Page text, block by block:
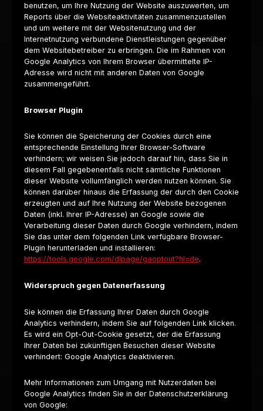
benutzen, um Ihre Nutzung der Website auszuwerten, um
Reports über die Websiteaktivitäten zusammenzustellen
und um weitere mit der Websitenutzung und der
Internetnutzung verbundene Dienstleistungen gegenüber
dem Websitebetreiber zu erbringen. Die im Rahmen von
Google Analytics von Ihrem Browser übermittelte IP-
Adresse wird nicht mit anderen Daten von Google
zusammengeführt.
Browser Plugin
Sie können die Speicherung der Cookies durch eine
entsprechende Einstellung Ihrer Browser-Software
verhindern; wir weisen Sie jedoch darauf hin, dass Sie in
diesem Fall gegebenenfalls nicht sämtliche Funktionen
dieser Website vollumfänglich werden nutzen können. Sie
können darüber hinaus die Erfassung der durch den Cookie
erzeugten und auf Ihre Nutzung der Website bezogenen
Daten (inkl. Ihrer IP-Adresse) an Google sowie die
Verarbeitung dieser Daten durch Google verhindern, indem
Sie das unter dem folgenden Link verfügbare Browser-
Plugin herunterladen und installieren:
https://tools.google.com/dlpage/gaoptout?hl=de.
Widerspruch gegen Datenerfassung
Sie können die Erfassung Ihrer Daten durch Google
Analytics verhindern, indem Sie auf folgenden Link klicken.
Es wird ein Opt-Out-Cookie gesetzt, der die Erfassung
Ihrer Daten bei zukünftigen Besuchen dieser Website
verhindert: Google Analytics deaktivieren.
Mehr Informationen zum Umgang mit Nutzerdaten bei
Google Analytics finden Sie in der Datenschutzerklärung
von Google: